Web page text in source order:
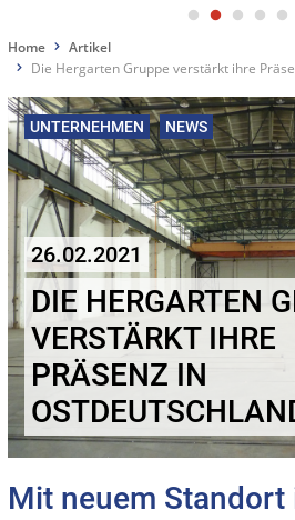
Home
Artikel
Die Hergarten Gruppe verstärkt ihre
UNTERNEHMEN NEWS
26.02.2021
DIE HERGARTEN
VERSTÄRKT IHRE
PRÄSENZ IN
Mit neuem Standort